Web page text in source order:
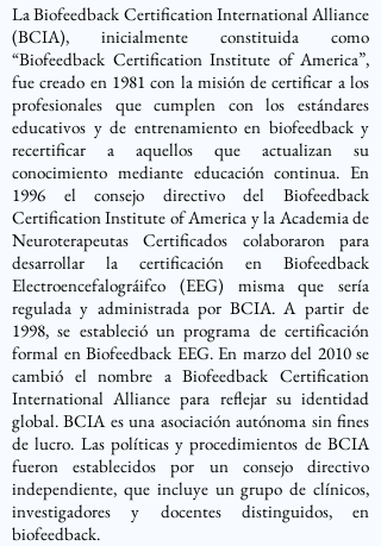
La Biofeedback Certification International Alliance
(BCIA), inicialmente constituida como
“Biofeedback Certification Institute of America”,
fue creado en 1981 con la misión de certificar a los
profesionales que cumplen con los estándares
educativos y de entrenamiento en biofeedback y
recertificar a aquellos que actualizan su
conocimiento mediante educación continua. En
1996 el consejo directivo del Biofeedback
Certification Institute of America y la Academia de
Neuroterapeutas Certificados colaboraron para
desarrollar la certificación en Biofeedback
Electroencefalográifco (EEG) misma que sería
regulada y administrada por BCIA. A partir de
1998, se estableció un programa de certificación
formal en Biofeedback EEG. En marzo del 2010 se
cambió el nombre a Biofeedback Certification
International Alliance para reflejar su identidad
global. BCIA es una asociación autónoma sin fines
de lucro. Las políticas y procedimientos de BCIA
fueron establecidos por un consejo directivo
independiente, que incluye un grupo de clínicos,
investigadores y docentes distinguidos, en
biofeedback.